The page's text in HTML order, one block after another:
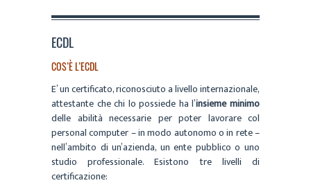
ECDL
COS’È L’ECDL
E’ un certificato, riconosciuto a livello internazionale,
attestante che chi lo possiede ha l’insieme minimo
delle abilità necessarie per poter lavorare col
personal computer – in modo autonomo o in rete –
nell’ambito di un’azienda, un ente pubblico o uno
studio professionale. Esistono tre livelli di
certificazione: